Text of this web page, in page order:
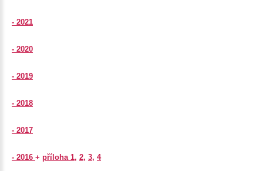
- 2021
- 2020
- 2019
- 2018
- 2017
- 2016 + příloha 1, 2, 3, 4